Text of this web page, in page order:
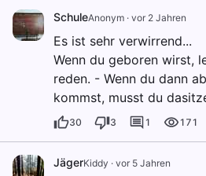
SchuleAnonym · vor 2 Jahren
Es ist sehr verwirrend...
Wenn du geboren wirst,
reden. - Wenn du dann
kommst, musst du
30 3 1 171
JägerKiddy · vor 5 Jahren